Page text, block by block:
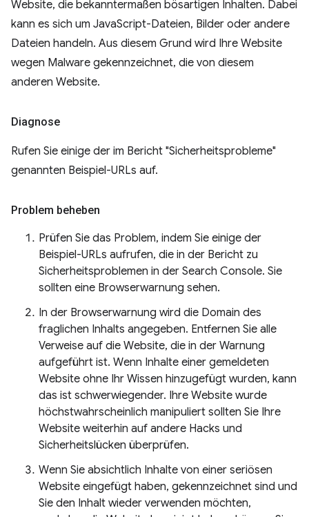
Website, die bekanntermaßen bösartigen Inhalten. Dabei
kann es sich um JavaScript-Dateien, Bilder oder andere
Dateien handeln. Aus diesem Grund wird Ihre Website
wegen Malware gekennzeichnet, die von diesem
anderen Website.
Diagnose
Rufen Sie einige der im Bericht "Sicherheitsprobleme"
genannten Beispiel-URLs auf.
Problem beheben
Prüfen Sie das Problem, indem Sie einige der
Beispiel-URLs aufrufen, die in der Bericht zu
Sicherheitsproblemen in der Search Console. Sie
sollten eine Browserwarnung sehen.
In der Browserwarnung wird die Domain des
fraglichen Inhalts angegeben. Entfernen Sie alle
Verweise auf die Website, die in der Warnung
aufgeführt ist. Wenn Inhalte einer gemeldeten
Website ohne Ihr Wissen hinzugefügt wurden, kann
das ist schwerwiegender. Ihre Website wurde
höchstwahrscheinlich manipuliert sollten Sie Ihre
Website weiterhin auf andere Hacks und
Sicherheitslücken überprüfen.
Wenn Sie absichtlich Inhalte von einer seriösen
Website eingefügt haben, gekennzeichnet sind und
Sie den Inhalt wieder verwenden möchten,